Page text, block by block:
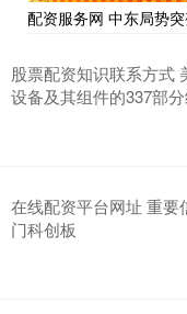
配资服务网 中东局势
股票配资知识联系方式
设备及其组件的337部
在线配资平台网址 重要
门科创板